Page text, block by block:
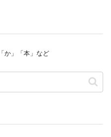
か」「本」など